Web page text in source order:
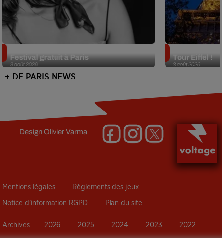
3 août 2026
Festival gratuit à Paris
3 août 2026
Tour Eiffel !
+ DE PARIS NEWS
DesignOlivier Varma
Mentions légales Règlements des jeux
Notice d’information RGPD Plan du site
Archives 2026 2025 2024 2023 2022